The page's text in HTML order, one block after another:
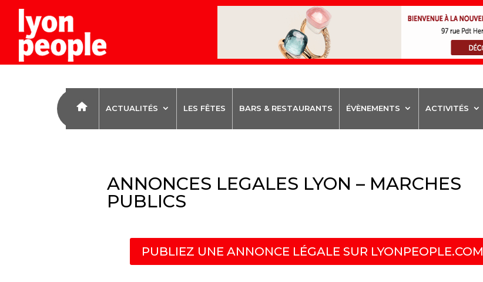
ACTUALITÉS LES FÊTES BARS & RESTAURANTS ÉVÈNEMENTS ACTIVITÉS
ANNONCES LEGALES LYON – MARCHES
PUBLICS
PUBLIEZ UNE ANNONCE LÉGALE SUR LYONPEOPLE.COM